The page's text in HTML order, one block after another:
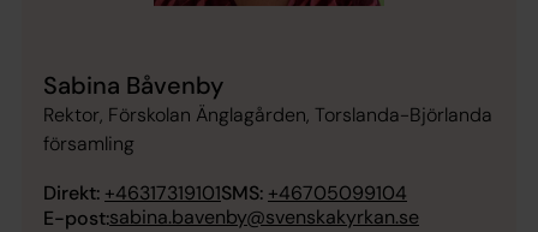
Sabina Båvenby
Rektor, Förskolan Änglagården, Torslanda-Björlanda
församling
Direkt: +46317319101SMS: +46705099104
E-post:sabina.bavenby@svenskakyrkan.se